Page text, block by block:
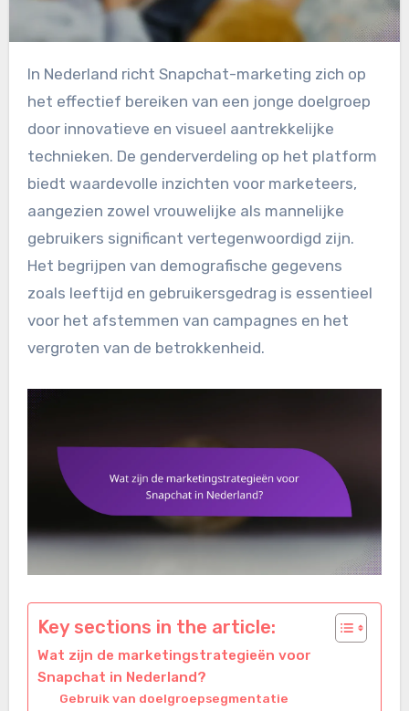
In Nederland richt Snapchat-marketing zich op
het effectief bereiken van een jonge doelgroep
door innovatieve en visueel aantrekkelijke
technieken. De genderverdeling op het platform
biedt waardevolle inzichten voor marketeers,
aangezien zowel vrouwelijke als mannelijke
gebruikers significant vertegenwoordigd zijn.
Het begrijpen van demografische gegevens
zoals leeftijd en gebruikersgedrag is essentieel
voor het afstemmen van campagnes en het
vergroten van de betrokkenheid.
Key sections in the article:
Wat zijn de marketingstrategieën voor
Snapchat in Nederland?
Gebruik van doelgroepsegmentatie